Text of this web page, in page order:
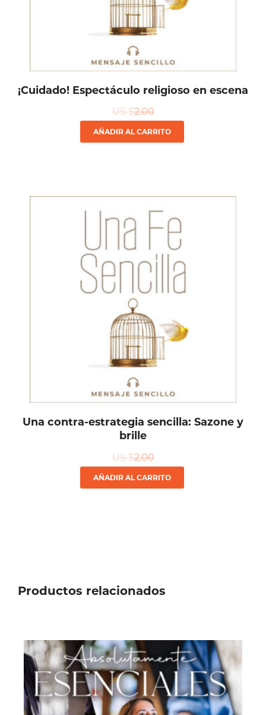
¡Cuidado! Espectáculo religioso en escena
US $2.00
AÑADIR AL CARRITO
Una contra-estrategia sencilla: Sazone y
brille
US $2.00
AÑADIR AL CARRITO
Productos relacionados